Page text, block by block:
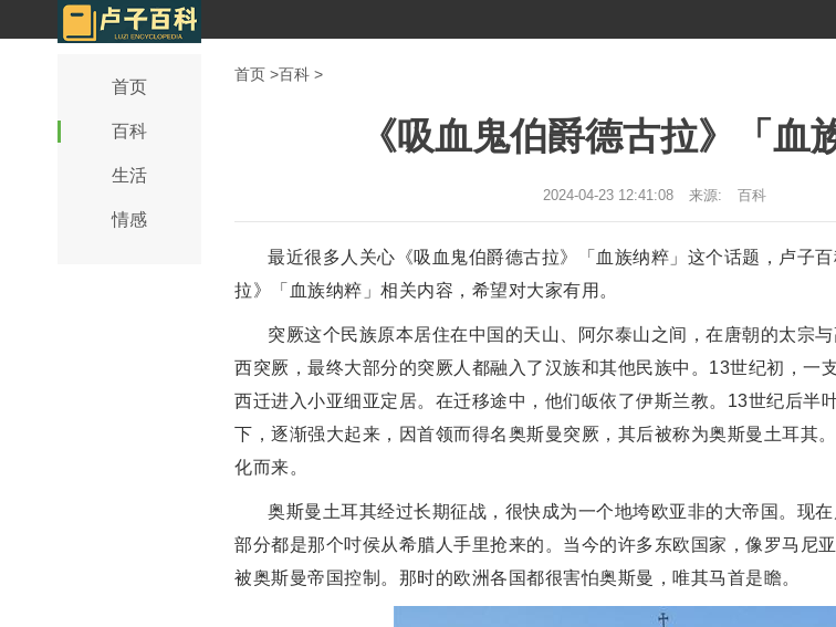
首页
百科
生活
情感
首页 >百科 >
《吸血鬼伯爵德古拉》「血
2024-04-23 12:41:08 来源: 百科
最近很多人关心《吸血鬼伯爵德古拉》「血族纳粹」这个话题，卢子
拉》「血族纳粹」相关内容，希望对大家有用。
突厥这个民族原本居住在中国的天山、阿尔泰山之间，在唐朝的太宗
西突厥，最终大部分的突厥人都融入了汉族和其他民族中。13世纪初，一
西迁进入小亚细亚定居。在迁移途中，他们皈依了伊斯兰教。13世纪后半
下，逐渐强大起来，因首领而得名奥斯曼突厥，其后被称为奥斯曼土耳其
化而来。
奥斯曼土耳其经过长期征战，很快成为一个地垮欧亚非的大帝国。现
部分都是那个吋侯从希腊人手里抢来的。当今的许多东欧国家，像罗马尼
被奥斯曼帝国控制。那时的欧洲各国都很害怕奥斯曼，唯其马首是瞻。